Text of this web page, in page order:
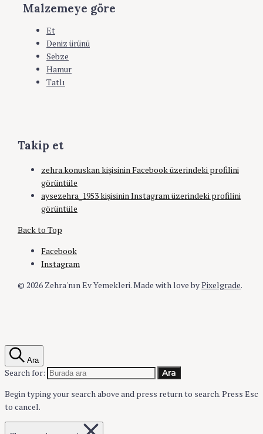
Malzemeye göre
Et
Deniz ürünü
Sebze
Hamur
Tatlı
Takip et
zehra.konuskan kişisinin Facebook üzerindeki profilini
görüntüle
aysezehra_1953 kişisinin Instagram üzerindeki profilini
görüntüle
Back to Top
Facebook
Instagram
© 2026 Zehra'nın Ev Yemekleri.Made with love byPixelgrade.
Ara
Search for: Ara
Begin typing your search above and press return to search.Press Esc
to cancel.